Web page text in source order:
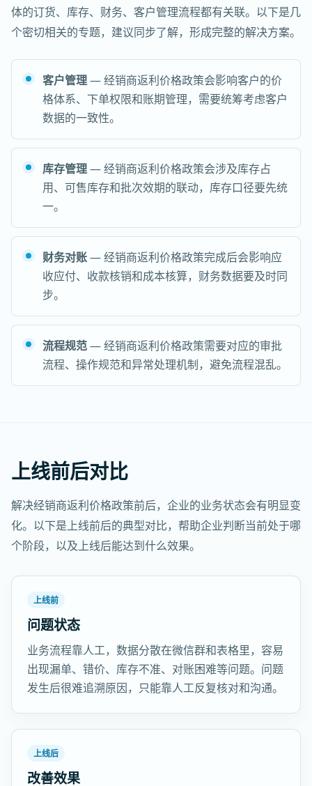
体的订货、库存、财务、客户管理流程都有关联。以下是几
个密切相关的专题，建议同步了解，形成完整的解决方案。
客户管理— 经销商返利价格政策会影响客户的价
格体系、下单权限和账期管理，需要统筹考虑客户
数据的一致性。
库存管理— 经销商返利价格政策会涉及库存占
用、可售库存和批次效期的联动，库存口径要先统
一。
财务对账— 经销商返利价格政策完成后会影响应
收应付、收款核销和成本核算，财务数据要及时同
步。
流程规范— 经销商返利价格政策需要对应的审批
流程、操作规范和异常处理机制，避免流程混乱。
上线前后对比
解决经销商返利价格政策前后，企业的业务状态会有明显变
化。以下是上线前后的典型对比，帮助企业判断当前处于哪
个阶段，以及上线后能达到什么效果。
上线前
问题状态
业务流程靠人工，数据分散在微信群和表格里，容易
出现漏单、错价、库存不准、对账困难等问题。问题
发生后很难追溯原因，只能靠人工反复核对和沟通。
上线后
改善效果